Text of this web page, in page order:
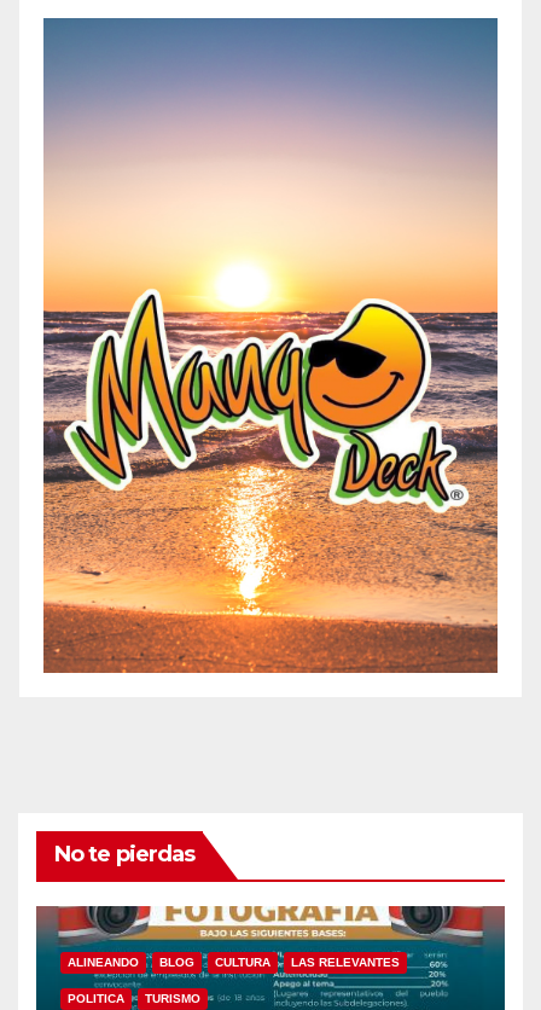
No te pierdas
ALINEANDO BLOG CULTURA LAS RELEVANTES
POLITICA TURISMO